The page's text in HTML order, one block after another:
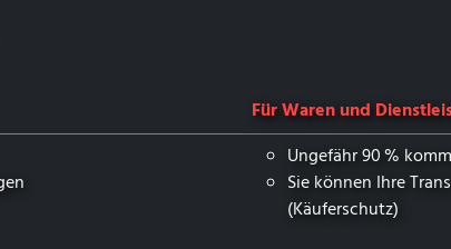
Für Waren und
Ungefähr 90 %
Sie können Ihre
(Käuferschutz)